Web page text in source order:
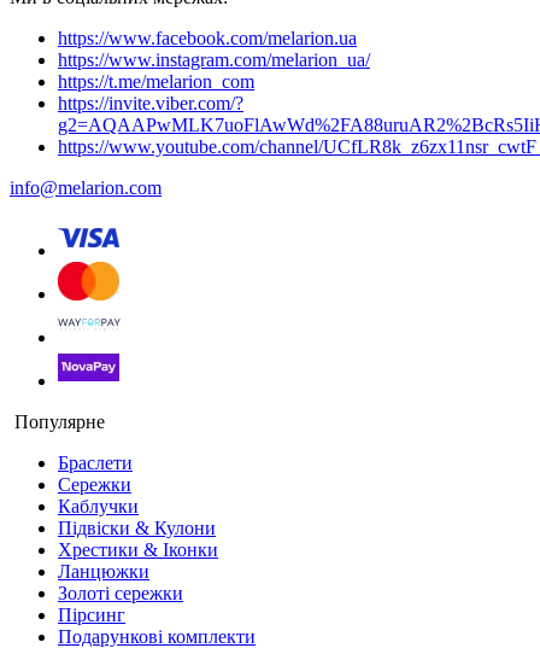
https://www.facebook.com/melarion.ua
https://www.instagram.com/melarion_ua/
https://t.me/melarion_com
https://invite.viber.com/?
https://www.youtube.com/channel/
info@melarion.com
Популярне
Браслети
Сережки
Каблучки
Підвіски & Кулони
Хрестики & Іконки
Ланцюжки
Золоті сережки
Пірсинг
Подарункові комплекти